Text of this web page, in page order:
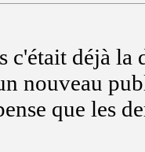
c'était déjà
nouveau
que les